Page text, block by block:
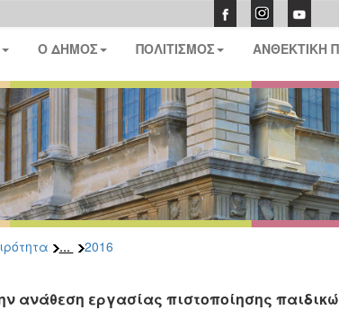
Ο ΔΗΜΟΣ ΠΟΛΙΤΙΣΜΟΣ ΑΝΘΕΚΤΙΚΗ
... 2016
ανάθεση εργασίας πιστοποίησης